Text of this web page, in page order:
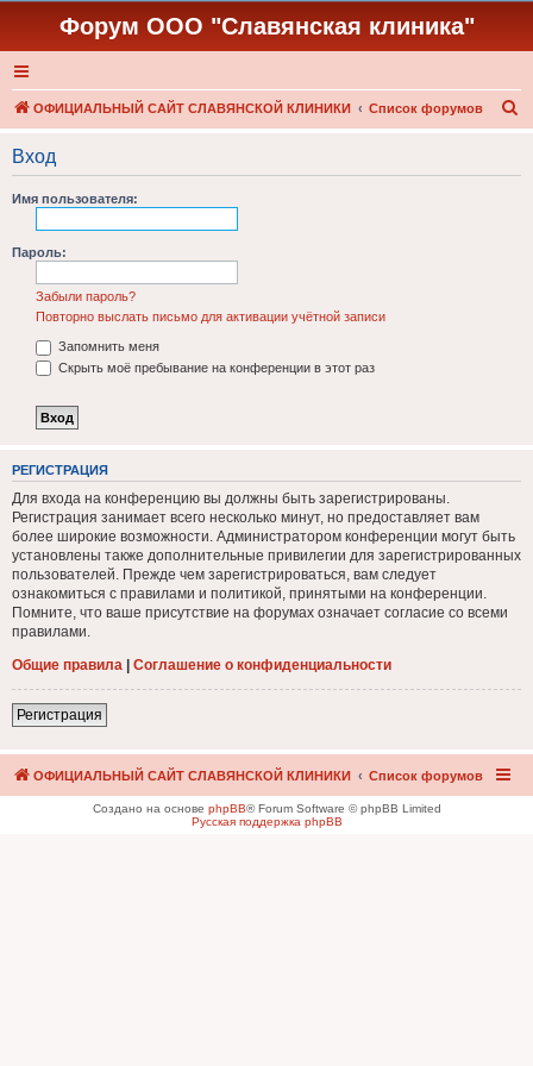
Форум ООО "Славянская клиника"
ОФИЦИАЛЬНЫЙ САЙТ СЛАВЯНСКОЙ КЛИНИКИ Список форумов
Вход
Имя пользователя:
Пароль:
Забыли пароль?
Повторно выслать письмо для активации учётной записи
Запомнить меня
Скрыть моё пребывание на конференции в этот раз
РЕГИСТРАЦИЯ
Для входа на конференцию вы должны быть зарегистрированы.
Регистрация занимает всего несколько минут, но предоставляет вам
более широкие возможности. Администратором конференции могут быть
установлены также дополнительные привилегии для зарегистрированных
пользователей. Прежде чем зарегистрироваться, вам следует
ознакомиться с правилами и политикой, принятыми на конференции.
Помните, что ваше присутствие на форумах означает согласие со всеми
правилами.
Общие правила | Соглашение о конфиденциальности
Регистрация
ОФИЦИАЛЬНЫЙ САЙТ СЛАВЯНСКОЙ КЛИНИКИ Список форумов
Создано на основе phpBB® Forum Software © phpBB Limited
Русская поддержка phpBB